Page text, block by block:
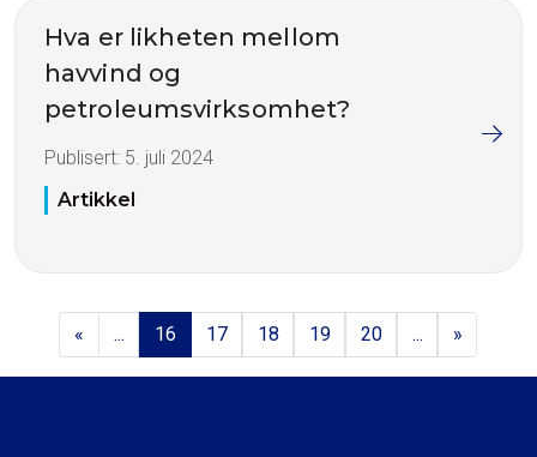
Hva er likheten mellom
havvind og
petroleumsvirksomhet?
Publisert: 5. juli 2024
Artikkel
« ... 16 17 18 19 20 ... »